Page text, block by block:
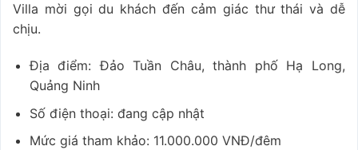
Villa mời gọi du khách đến cảm giác thư thái và dễ
chịu.
Địa điểm: Đảo Tuần Châu, thành phố Hạ Long,
Quảng Ninh
Số điện thoại: đang cập nhật
Mức giá tham khảo: 11.000.000 VNĐ/đêm